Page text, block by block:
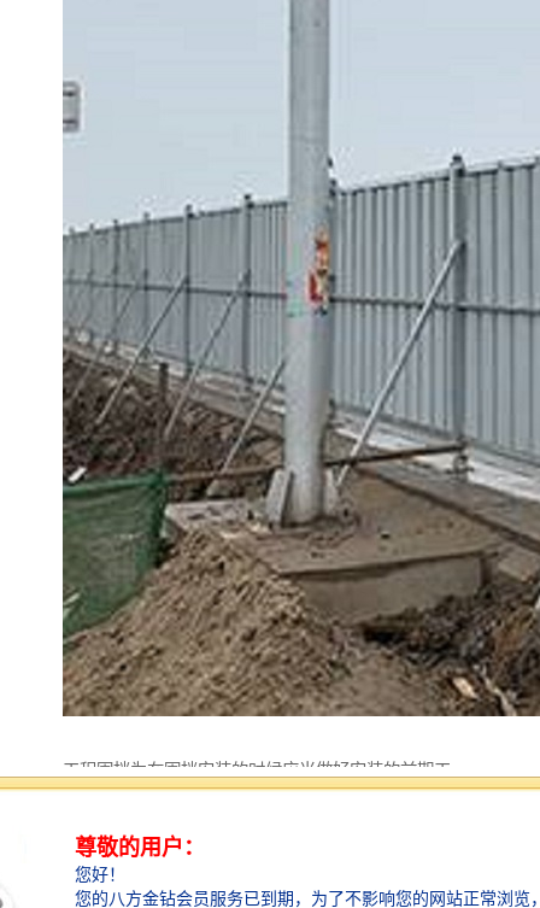
工程围挡为在围挡安装的时候应当做好安装的前期工
于安装市政施工围挡后稳固，不容易被倒下和避免被大
风吹倒，安装市政施工围挡时必须以不影响行人安全和